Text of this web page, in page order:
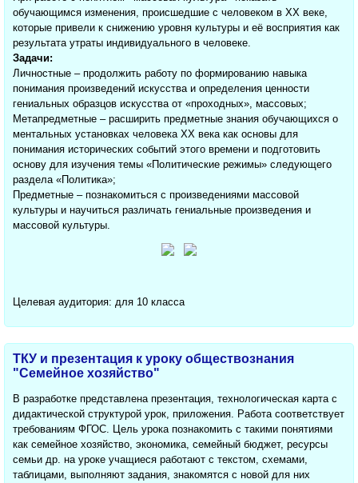
обучающимся изменения, происшедшие с человеком в ХХ веке,
которые привели к снижению уровня культуры и её восприятия как
результата утраты индивидуального в человеке.
Задачи:
Личностные – продолжить работу по формированию навыка
понимания произведений искусства и определения ценности
гениальных образцов искусства от «проходных», массовых;
Метапредметные – расширить предметные знания обучающихся о
ментальных установках человека ХХ века как основы для
понимания исторических событий этого времени и подготовить
основу для изучения темы «Политические режимы» следующего
раздела «Политика»;
Предметные – познакомиться с произведениями массовой
культуры и научиться различать гениальные произведения и
массовой культуры.
Целевая аудитория: для 10 класса
ТКУ и презентация к уроку обществознания
"Семейное хозяйство"
В разработке представлена презентация, технологическая карта с
дидактической структурой урок, приложения. Работа соответствует
требованиям ФГОС. Цель урока познакомить с такими понятиями
как семейное хозяйство, экономика, семейный бюджет, ресурсы
семьи др. на уроке учащиеся работают с текстом, схемами,
таблицами, выполняют задания, знакомятся с новой для них